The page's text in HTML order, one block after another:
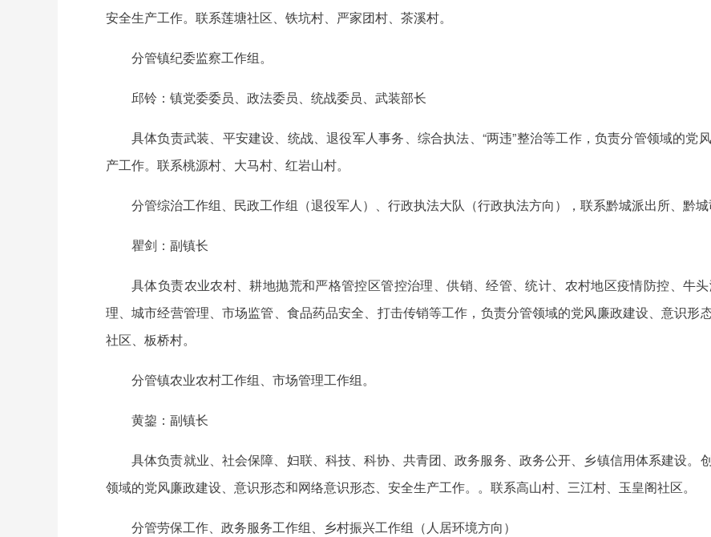
安全生产工作。联系莲塘社区、铁坑村、严家团村、茶溪村。
分管镇纪委监察工作组。
邱铃：镇党委委员、政法委员、统战委员、武装部长
具体负责武装、平安建设、统战、退役军人事务、综合执法、“两违”整治等工作，负责分管领域的党
产工作。联系桃源村、大马村、红岩山村。
分管综治工作组、民政工作组（退役军人）、行政执法大队（行政执法方向），联系黔城派出所、黔城
瞿剑：副镇长
具体负责农业农村、耕地抛荒和严格管控区管控治理、供销、经管、统计、农村地区疫情防控、牛
理、城市经营管理、市场监管、食品药品安全、打击传销等工作，负责分管领域的党风廉政建设、意识形
社区、板桥村。
分管镇农业农村工作组、市场管理工作组。
黄鋆：副镇长
具体负责就业、社会保障、妇联、科技、科协、共青团、政务服务、政务公开、乡镇信用体系建设。
领域的党风廉政建设、意识形态和网络意识形态、安全生产工作。。联系高山村、三江村、玉皇阁社区。
分管劳保工作、政务服务工作组、乡村振兴工作组（人居环境方向）